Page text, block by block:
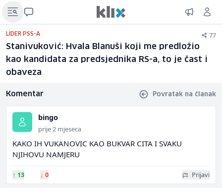
LIDER PSS-A 77
Stanivuković: Hvala Blanuši koji me predložio
kao kandidata za predsjednika RS-a, to je čast i
obaveza
Komentar Povratak na članak
bingo
prije 2 mjeseca
KAKO IH VUKANOVIC KAO BUKVAR CITA I SVAKU
NJIHOVU NAMJERU
↑ 13 ↓ 0 Prijavi